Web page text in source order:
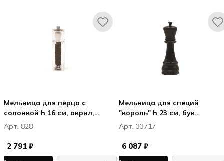
Мельница для перца с
солонкой h 16 см, акрил,
прозрачная, БРЕШИА /
BRESCIA
Арт. 828
2 791 ₽
Мельница для специй
"король" h 23 см, бук
лакированный, цвет
CHEES
Арт. 33717
6 087 ₽